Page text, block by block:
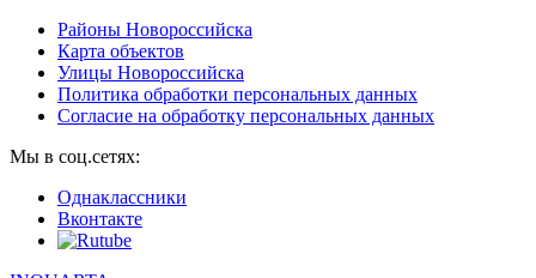
Районы Новороссийска
Карта объектов
Улицы Новороссийска
Политика обработки персональных данных
Согласие на обработку персональных данных
Мы в соц.сетях:
Однаклассники
Вконтакте